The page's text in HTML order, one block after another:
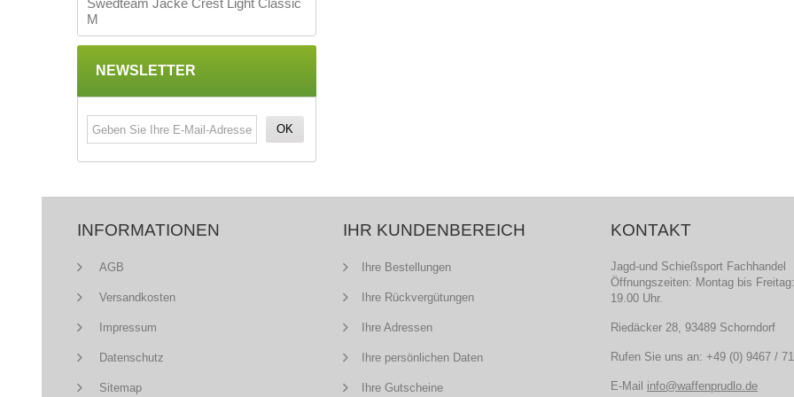
Swedteam Jacke Crest Light Classic
M
NEWSLETTER
OK
INFORMATIONEN
AGB
Versandkosten
Impressum
Datenschutz
Sitemap
IHR KUNDENBEREICH
Ihre Bestellungen
Ihre Rückvergütungen
Ihre Adressen
Ihre persönlichen Daten
Ihre Gutscheine
KONTAKT
Jagd-und Schießsport Fachhandel
Öffnungszeiten: Montag bis
19.00 Uhr.
Riedäcker 28, 93489 Schorndorf
Rufen Sie uns an: +49 (0) 9467 /
E-Mail info@waffenprudlo.de